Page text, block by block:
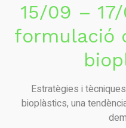
15/09 –
formulació
Estratègies i
bioplàstics, una